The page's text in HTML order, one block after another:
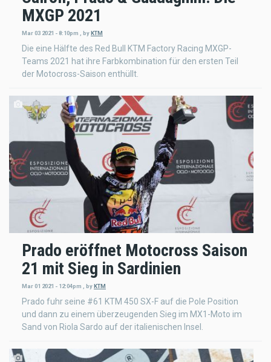
MXGP 2021
Mar 03 2021 - 8:10pm byKTM
Die eine Hälfte des Red Bull KTM Factory Racing MXGP-
Teams 2021 hat ihre Farbkombination für den ersten Teil
der Motocross-Saison enthüllt.
Prado eröffnet Motocross Saison
21 mit Sieg in Sardinien
Mar 01 2021 - 12:04pm byKTM
Prado fuhr seine #61 KTM 450 SX-F auf die Pole Position
und dann zu einem überzeugenden Sieg im MX1-Moto im
Sand von Riola Sardo auf der italienischen Insel.